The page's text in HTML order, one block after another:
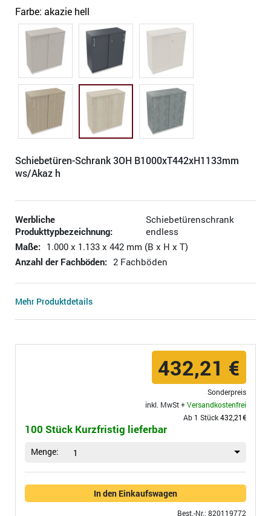
Farbe: akazie hell
Schiebetüren-Schrank 3OH B1000xT442xH1133mm
ws/Akaz h
Werbliche
Produkttypbezeichnung:
Schiebetürenschrank
endless
Maße: 1.000 x 1.133 x 442 mm (B x H x T)
Anzahl der Fachböden: 2 Fachböden
Mehr Produktdetails
432,21 €
Sonderpreis
inkl. MwSt +Versandkostenfrei
Ab 1 Stück432,21€
100 Stück Kurzfristig lieferbar
Menge: 1
In den Einkaufswagen
Best.-Nr.: 820119772